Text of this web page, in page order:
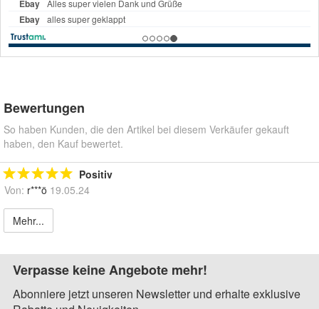
Bewertungen
So haben Kunden, die den Artikel bei diesem Verkäufer gekauft
haben, den Kauf bewertet.
Positiv
Von: r***ö 19.05.24
Mehr...
Verpasse keine Angebote mehr!
Abonniere jetzt unseren Newsletter und erhalte exklusive